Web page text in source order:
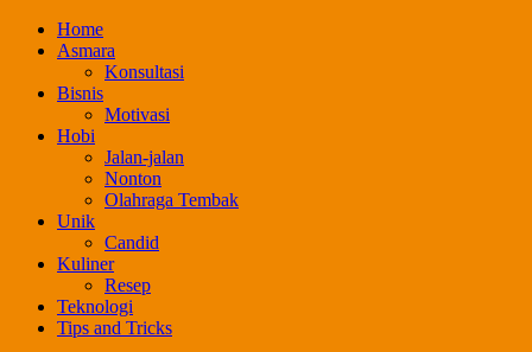
Skip
Home
Asmara
Konsultasi
Bisnis
Motivasi
Hobi
Jalan-jalan
Nonton
Olahraga Tembak
Unik
Candid
Kuliner
Resep
Teknologi
Tips and Tricks